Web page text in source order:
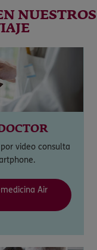
NUESTROS
video consulta
Air